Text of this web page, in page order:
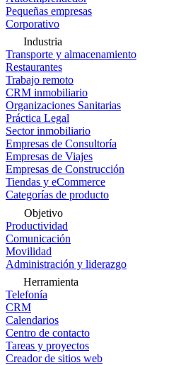
Pequeñas empresas
Corporativo
Industria
Transporte y almacenamiento
Restaurantes
Trabajo remoto
CRM inmobiliario
Organizaciones Sanitarias
Práctica Legal
Sector inmobiliario
Empresas de Consultoría
Empresas de Viajes
Empresas de Construcción
Tiendas y eCommerce
Categorías de producto
Objetivo
Productividad
Comunicación
Movilidad
Administración y liderazgo
Herramienta
Telefonía
CRM
Calendarios
Centro de contacto
Tareas y proyectos
Creador de sitios web